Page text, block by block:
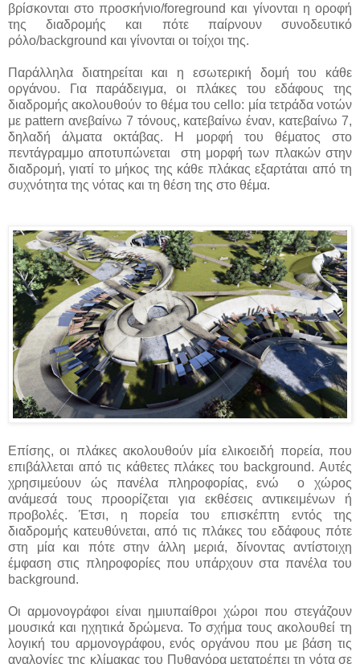
βρίσκονται στο προσκήνιο/foreground και γίνονται η οροφή
της διαδρομής και πότε παίρνουν συνοδευτικό
ρόλο/background και γίνονται οι τοίχοι της.
Παράλληλα διατηρείται και η εσωτερική δομή του κάθε
οργάνου. Για παράδειγμα, οι πλάκες του εδάφους της
διαδρομής ακολουθούν το θέμα του cello: μία τετράδα νοτών
με pattern ανεβαίνω 7 τόνους, κατεβαίνω έναν, κατεβαίνω 7,
δηλαδή άλματα οκτάβας. Η μορφή του θέματος στο
πεντάγραμμο αποτυπώνεται στη μορφή των πλακών στην
διαδρομή, γιατί το μήκος της κάθε πλάκας εξαρτάται από τη
συχνότητα της νότας και τη θέση της στο θέμα.
Επίσης, οι πλάκες ακολουθούν μία ελικοειδή πορεία, που
επιβάλλεται από τις κάθετες πλάκες του background. Αυτές
χρησιμεύουν ώς πανέλα πληροφορίας, ενώ ο χώρος
ανάμεσά τους προορίζεται για εκθέσεις αντικειμένων ή
προβολές. Έτσι, η πορεία του επισκέπτη εντός της
διαδρομής κατευθύνεται, από τις πλάκες του εδάφους πότε
στη μία και πότε στην άλλη μεριά, δίνοντας αντίστοιχη
έμφαση στις πληροφορίες που υπάρχουν στα πανέλα του
background.
Οι αρμονογράφοι είναι ημιυπαίθροι χώροι που στεγάζουν
μουσικά και ηχητικά δρώμενα. Το σχήμα τους ακολουθεί τη
λογική του αρμονογράφου, ενός οργάνου που με βάση τις
αναλογίες της κλίμακας του Πυθαγόρα μετατρέπει τη νότα σε